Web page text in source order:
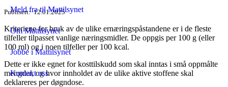
Meld fra til Mattilsynet
Om Mattilsynet
Jobbe i Mattilsynet
Kontakt oss
Publisert 12.01.2025
Kriteriene for bruk av de ulike ernæringspåstandene er i de fleste
tilfeller tilpasset vanlige næringsmidler. De oppgis per 100 g (eller
100 ml) og i noen tilfeller per 100 kcal.
Dette er ikke egnet for kosttilskudd som skal inntas i små oppmålte
mengder, og hvor innholdet av de ulike aktive stoffene skal
deklareres per døgndose.